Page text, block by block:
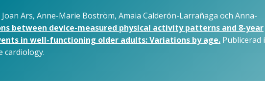
Ars, Anne-Marie Boström, Amaia Calderón-Larrañaga och Anna-
between device-measured physical activity patterns and 8-year
in well-functioning older adults: Variations by age. Publicerad i
cardiology.